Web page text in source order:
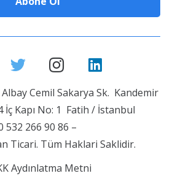
Cemil Sakarya Sk. Kandemir
İç Kapı No: 1 Fatih / İstanbul
532 266 90 86 –
Ticari. Tüm Haklari Saklidir.
Aydınlatma Metni